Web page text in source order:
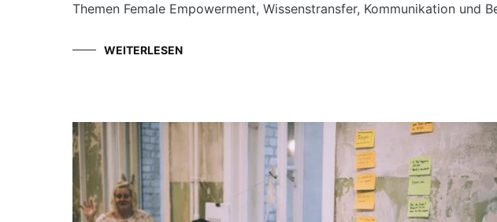
Themen Female Empowerment, Wissenstransfer, Kommunikation und
WEITERLESEN